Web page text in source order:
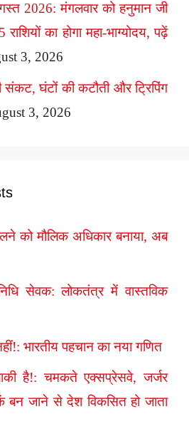
2026: मंगलवार को हनुमान जी
का होगा महा-भाग्योदय, पढ़ें
3, 2026
घंटों की कटौती और ट्रिपिंग
3, 2026
को मौलिक अधिकार बनाया, अब
सेवक: लोकतंत्र में वास्तविक
भारतीय पहचान का नया गणित
है!: चमकते एक्सप्रेसवे, जर्जर
बन जाने से देश विकसित हो जाता